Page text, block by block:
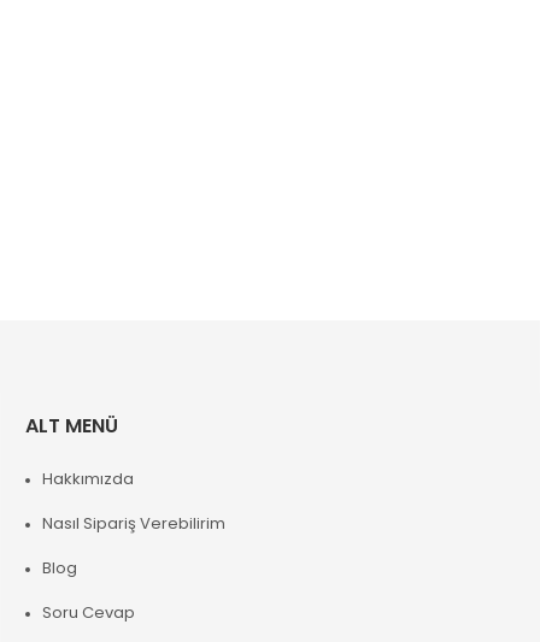
ALT MENÜ
Hakkımızda
Nasıl Sipariş Verebilirim
Blog
Soru Cevap